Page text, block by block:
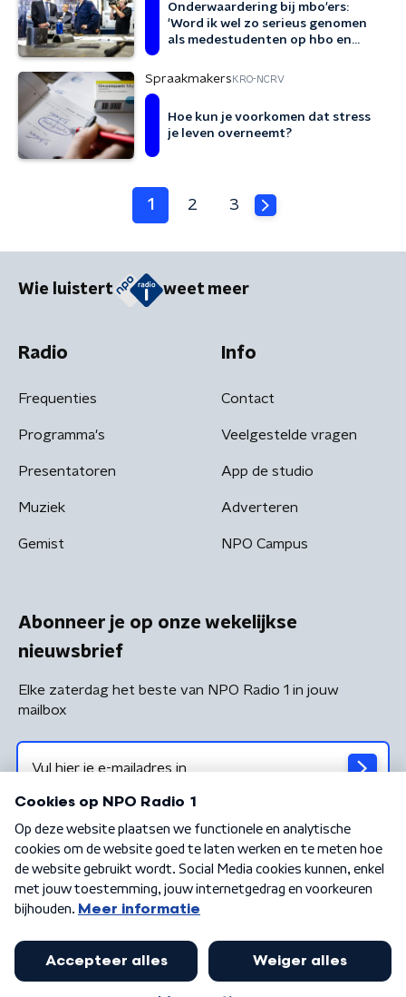
Onderwaardering bij mbo'ers:
'Word ik wel zo serieus genomen
als medestudenten op hbo en
Spraakmakers KRO-NCRV
Hoe kun je voorkomen dat stress
je leven overneemt?
1 2 3
Wie luistert weet meer
Radio
Frequenties
Programma's
Presentatoren
Muziek
Gemist
Info
Contact
Veelgestelde vragen
App de studio
Adverteren
NPO Campus
Abonneer je op onze wekelijkse
nieuwsbrief
Elke zaterdag het beste van NPO Radio 1 in jouw
mailbox
Algemene voorwaarden